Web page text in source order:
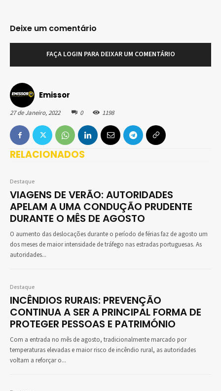
Emissor
27 de Janeiro, 2022 0 1198
RELACIONADOS
Destaque
VIAGENS DE VERÃO: AUTORIDADES
APELAM A UMA CONDUÇÃO PRUDENTE
DURANTE O MÊS DE AGOSTO
O aumento das deslocações durante o período de férias faz de agosto um
dos meses de maior intensidade de tráfego nas estradas portuguesas. As
autoridades...
Destaque
INCÊNDIOS RURAIS: PREVENÇÃO
CONTINUA A SER A PRINCIPAL FORMA DE
PROTEGER PESSOAS E PATRIMÓNIO
Com a entrada no mês de agosto, tradicionalmente marcado por
temperaturas elevadas e maior risco de incêndio rural, as autoridades
voltam a reforçar o...
Deixe um comentário
FAÇA LOGIN PARA DEIXAR UM COMENTÁRIO